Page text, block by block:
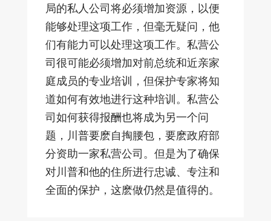
局的私人公司将必须增加资源，以便
能够处理这项工作，但毫无疑问，他
们有能力可以处理这项工作。私营公
司很可能必须增加对前总统和近亲家
庭成员的专业培训，但保护专家将知
道如何有效地进行这种培训。私营公
司如何获得报酬也将成为另一个问
题，川普要麽自掏腰包，要麽政府部
分资助一家私营公司。但是为了确保
对川普和他的住所进行忠诚、专注和
全面的保护，这麽做仍然是值得的。